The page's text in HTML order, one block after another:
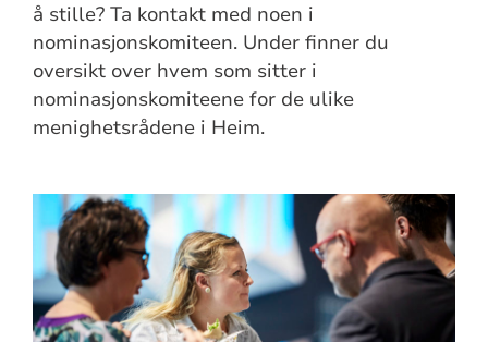
å stille? Ta kontakt med noen i
nominasjonskomiteen. Under finner du
oversikt over hvem som sitter i
nominasjonskomiteene for de ulike
menighetsrådene i Heim.